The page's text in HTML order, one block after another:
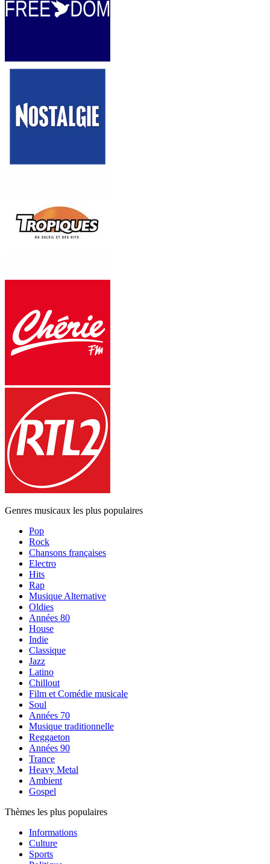
Genres musicaux les plus populaires
Pop
Rock
Chansons françaises
Electro
Hits
Rap
Musique Alternative
Oldies
Années 80
House
Indie
Classique
Jazz
Latino
Chillout
Film et Comédie musicale
Soul
Années 70
Musique traditionnelle
Reggaeton
Années 90
Trance
Heavy Metal
Ambient
Gospel
Thèmes les plus populaires
Informations
Culture
Sports